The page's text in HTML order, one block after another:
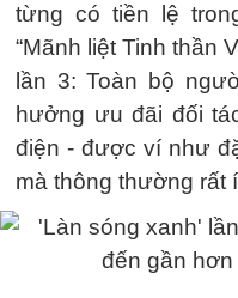
từng có tiền lệ
“Mãnh liệt Tinh thần
lần 3: Toàn bộ
hưởng ưu đãi đối
điện - được ví như
mà thông thường rất